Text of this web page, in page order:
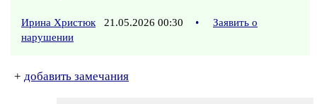
Ирина Христюк 21.05.2026 00:30 •
Заявить о
нарушении
+ добавить замечания